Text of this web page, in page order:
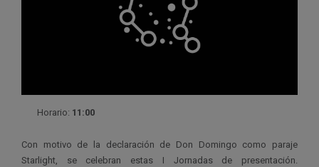
Horario: 11:00
Con motivo de la declaración de Don Domingo como paraje
Starlight, se celebran estas I Jornadas de presentación.